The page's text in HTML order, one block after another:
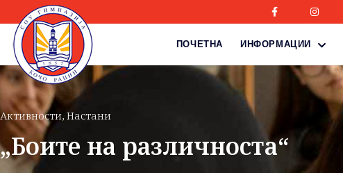
ПОЧЕТНА ИНФОРМАЦИИ
Активности, Настани
„Боите на различностa“